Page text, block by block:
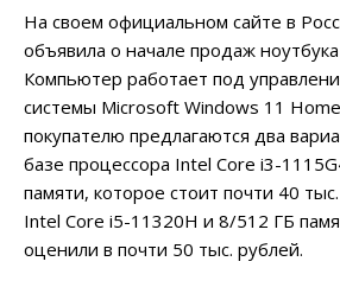
На своем официальном сайте в
объявила о начале продаж
Компьютер работает под
системы Microsoft Windows 11
покупателю предлагаются два
базе процессора Intel Core i3-
памяти, которое стоит почти 40
Intel Core i5-11320H и 8/512 ГБ
оценили в почти 50 тыс. рублей.